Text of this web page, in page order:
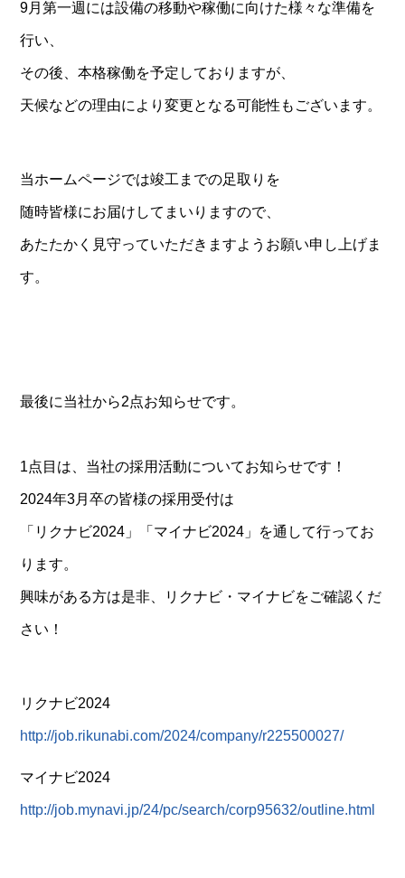
9月第一週には設備の移動や稼働に向けた様々な準備を
行い、
その後、本格稼働を予定しておりますが、
天候などの理由により変更となる可能性もございます。
当ホームページでは竣工までの足取りを
随時皆様にお届けしてまいりますので、
あたたかく見守っていただきますようお願い申し上げま
す。
最後に当社から2点お知らせです。
1点目は、当社の採用活動についてお知らせです！
2024年3月卒の皆様の採用受付は
「リクナビ2024」「マイナビ2024」を通して行ってお
ります。
興味がある方は是非、リクナビ・マイナビをご確認くだ
さい！
リクナビ2024
http://job.rikunabi.com/2024/company/r225500027/
マイナビ2024
http://job.mynavi.jp/24/pc/search/corp95632/outline.html